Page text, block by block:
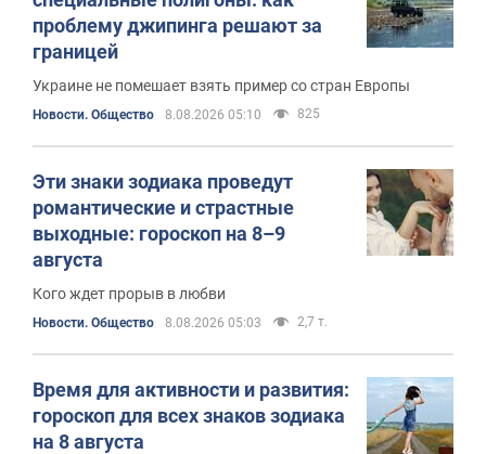
проблему джипинга решают за
границей
Украине не помешает взять пример со стран Европы
Новости. Общество 8.08.2026 05:10 825
Эти знаки зодиака проведут
романтические и страстные
выходные: гороскоп на 8–9
августа
Кого ждет прорыв в любви
Новости. Общество 8.08.2026 05:03 2,7 т.
Время для активности и развития:
гороскоп для всех знаков зодиака
на 8 августа